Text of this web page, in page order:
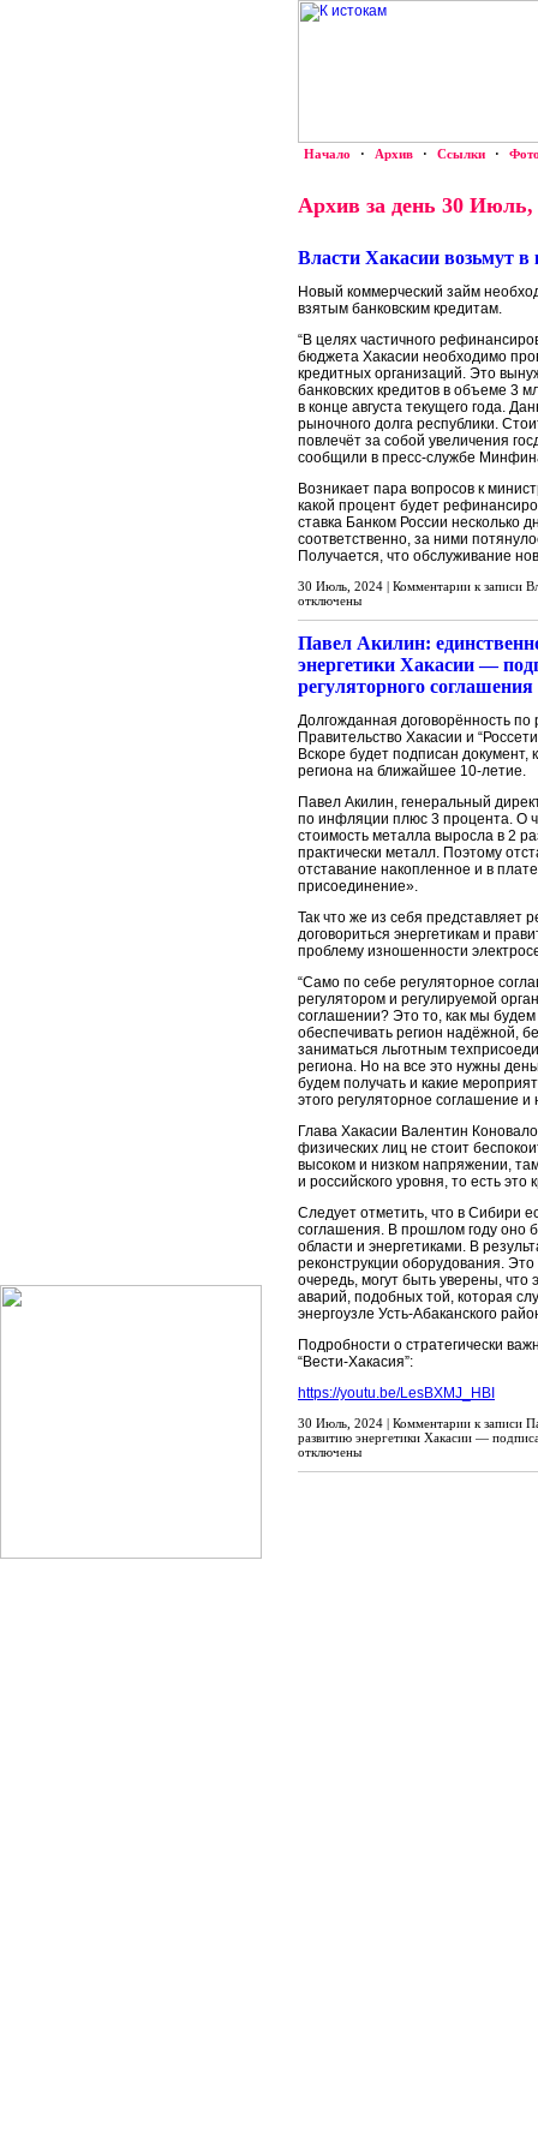
Начало · Архив · Ссылки ·
Архив за день 30 Июль,
Власти Хакасии возьмут в
Новый коммерческий займ
взятым банковским кредитам.
“В целях частичного
бюджета Хакасии необходимо
кредитных организаций. Это
банковских кредитов в объеме 3
в конце августа текущего года.
рыночного долга республики.
повлечёт за собой увеличения
сообщили в пресс-службе
Возникает пара вопросов к
какой процент будет
ставка Банком России несколько
соответственно, за ними
Получается, что обслуживание
30 Июль, 2024 | Комментарии к записи
отключены
Павел Акилин:
энергетики Хакасии —
регуляторного соглашения
Долгожданная договорённость по
Правительство Хакасии и
Вскоре будет подписан
региона на ближайшее 10-летие.
Павел Акилин, генеральный
по инфляции плюс 3 процента. О
стоимость металла выросла в 2
практически металл. Поэтому
отставание накопленное и в
присоединение».
Так что же из себя представляет
договориться энергетикам и
проблему изношенности
“Само по себе регуляторное
регулятором и регулируемой
соглашении? Это то, как мы
обеспечивать регион надёжной,
заниматься льготным
региона. Но на все это нужны
будем получать и какие
этого регуляторное соглашение
Глава Хакасии Валентин
физических лиц не стоит
высоком и низком напряжении,
и российского уровня, то есть это
Следует отметить, что в Сибири
соглашения. В прошлом году оно
области и энергетиками. В
реконструкции оборудования.
очередь, могут быть уверены,
аварий, подобных той, которая
энергоузле Усть-Абаканского
Подробности о стратегически
“Вести-Хакасия”:
https://youtu.be/LesBXMJ_HBI
30 Июль, 2024 | Комментарии к записи
развитию энергетики Хакасии —
отключены